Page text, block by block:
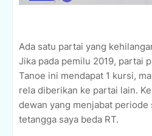
Ada satu partai yang
Jika pada pemilu 2019, partai
Tanoe ini mendapat 1 kursi,
rela diberikan ke partai lain.
dewan yang menjabat periode
tetangga saya beda RT.